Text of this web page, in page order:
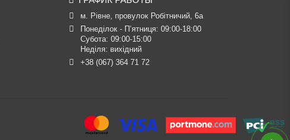
м. Рівне, провулок Робітничий, 6а
Понеділок - П’ятниця: 09:00-18:00
Субота: 09:00-15:00
Неділя: вихідний
+38 (067) 364 71 72